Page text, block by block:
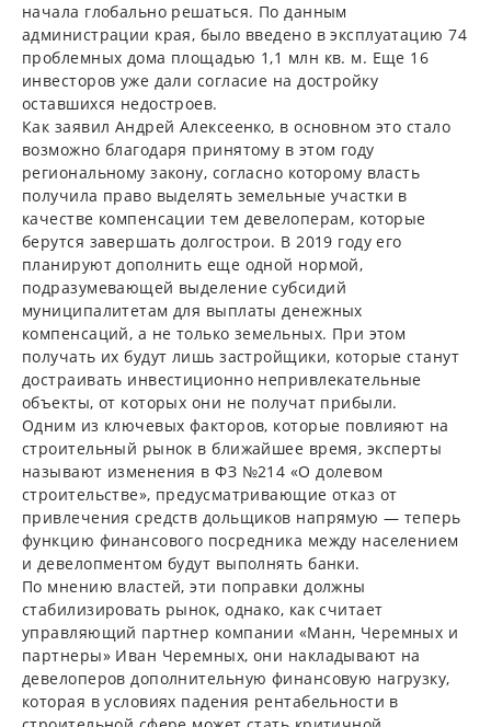
начала глобально решаться. По данным
администрации края, было введено в эксплуатацию 74
проблемных дома площадью 1,1 млн кв. м. Еще 16
инвесторов уже дали согласие на достройку
оставшихся недостроев.
Как заявил Андрей Алексеенко, в основном это стало
возможно благодаря принятому в этом году
региональному закону, согласно которому власть
получила право выделять земельные участки в
качестве компенсации тем девелоперам, которые
берутся завершать долгострои. В 2019 году его
планируют дополнить еще одной нормой,
подразумевающей выделение субсидий
муниципалитетам для выплаты денежных
компенсаций, а не только земельных. При этом
получать их будут лишь застройщики, которые станут
достраивать инвестиционно непривлекательные
объекты, от которых они не получат прибыли.
Одним из ключевых факторов, которые повлияют на
строительный рынок в ближайшее время, эксперты
называют изменения в ФЗ №214 «О долевом
строительстве», предусматривающие отказ от
привлечения средств дольщиков напрямую — теперь
функцию финансового посредника между населением
и девелопментом будут выполнять банки.
По мнению властей, эти поправки должны
стабилизировать рынок, однако, как считает
управляющий партнер компании «Манн, Черемных и
партнеры» Иван Черемных, они накладывают на
девелоперов дополнительную финансовую нагрузку,
которая в условиях падения рентабельности в